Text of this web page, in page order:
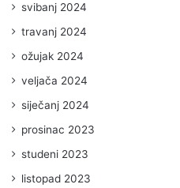
svibanj 2024
travanj 2024
ožujak 2024
veljača 2024
siječanj 2024
prosinac 2023
studeni 2023
listopad 2023